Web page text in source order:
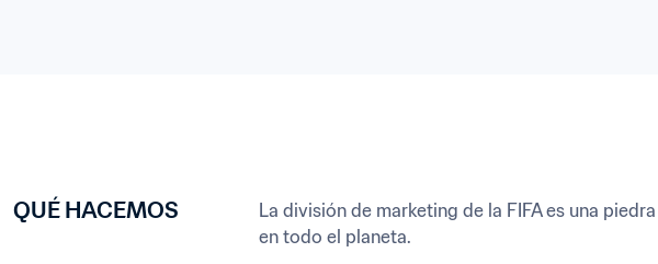
QUÉ HACEMOS
La división de marketing de la FIFA es una
en todo el planeta.